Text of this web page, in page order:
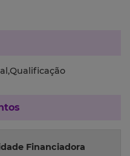
Financiadora